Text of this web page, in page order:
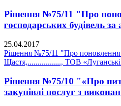
Рішення №75/11 "Про
господарських будівель
25.04.2017
Рішення №75/11 "Про поновлення
Щастя,................., ТОВ «Луганські
Рішення №75/10 "«Про
закупівлі послуг з